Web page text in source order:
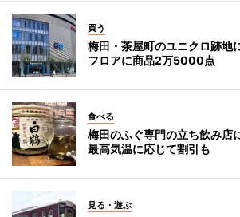
買う
梅田・茶屋町のユニクロ跡
フロアに商品2万5000点
食べる
梅田のふぐ専門の立ち飲み店
最高気温に応じて割引も
見る・遊ぶ